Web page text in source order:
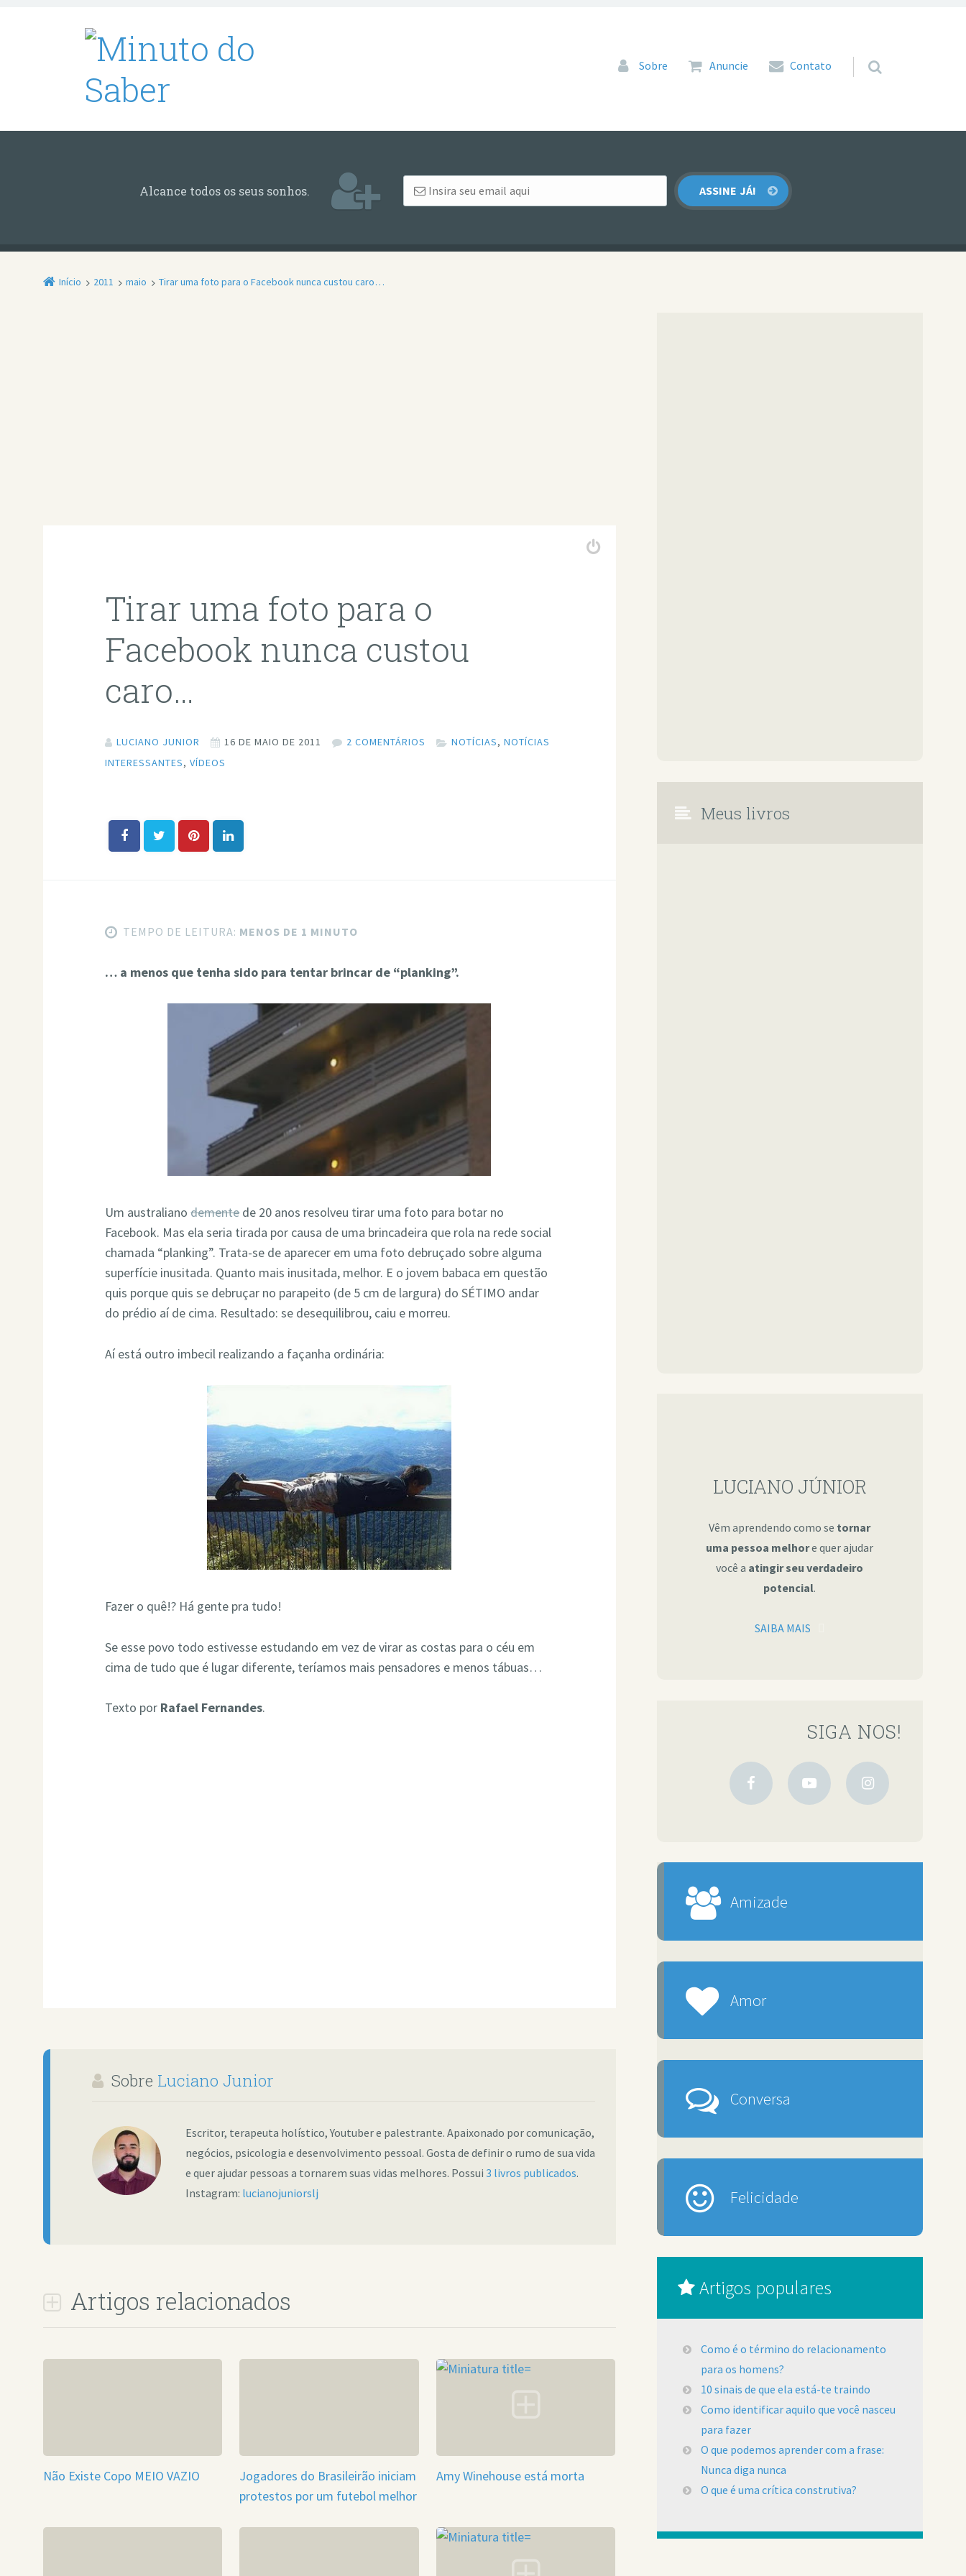
Pular para o conteúdo
Sobre Anuncie Contato
Alcance todos os seus sonhos.
Início 2011 maio Tirar uma foto para o Facebook nunca custou caro…
Tirar uma foto para o
Facebook nunca custou
caro…
LUCIANO JUNIOR 16 DE MAIO DE 2011 2 COMENTÁRIOS NOTÍCIAS,NOTÍCIAS
INTERESSANTES,VÍDEOS
TEMPO DE LEITURA: MENOS DE 1 MINUTO
… a menos que tenha sido para tentar brincar de “planking”.
Um australianodementede 20 anos resolveu tirar uma foto para botar no
Facebook. Mas ela seria tirada por causa de uma brincadeira que rola na rede social
chamada “planking”. Trata-se de aparecer em uma foto debruçado sobre alguma
superfície inusitada. Quanto mais inusitada, melhor. E o jovem babaca em questão
quis porque quis se debruçar no parapeito (de 5 cm de largura) do SÉTIMO andar
do prédio aí de cima. Resultado: se desequilibrou, caiu e morreu.
Aí está outro imbecil realizando a façanha ordinária:
Fazer o quê!? Há gente pra tudo!
Se esse povo todo estivesse estudando em vez de virar as costas para o céu em
cima de tudo que é lugar diferente, teríamos mais pensadores e menos tábuas…
Texto por Rafael Fernandes.
Sobre Luciano Junior
Escritor, terapeuta holístico, Youtuber e palestrante. Apaixonado por comunicação,
negócios, psicologia e desenvolvimento pessoal. Gosta de definir o rumo de sua vida
e quer ajudar pessoas a tornarem suas vidas melhores. Possui 3 livros publicados.
Instagram: lucianojuniorslj
Artigos relacionados
Não Existe Copo MEIO VAZIO
Jogadores do Brasileirão iniciam
protestos por um futebol melhor
Amy Winehouse está morta
Meus livros
LUCIANO JÚNIOR
Vêm aprendendo como se tornar
uma pessoa melhore quer ajudar
você a atingir seu verdadeiro
potencial.
SAIBA MAIS
SIGA NOS!
Amizade
Amor
Conversa
Felicidade
Artigos populares
Como é o término do relacionamento
para os homens?
10 sinais de que ela está-te traindo
Como identificar aquilo que você nasceu
para fazer
O que podemos aprender com a frase:
Nunca diga nunca
O que é uma crítica construtiva?